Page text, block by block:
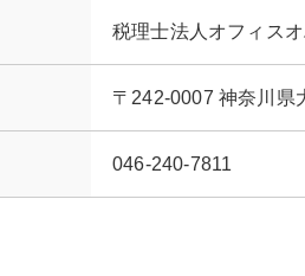
税理士法人オフィス
〒242-0007 神奈川県
046-240-7811